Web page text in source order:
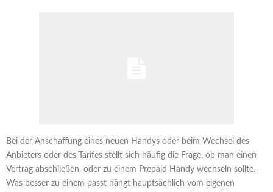
Bei der Anschaffung eines neuen Handys oder beim Wechsel des
Anbieters oder des Tarifes stellt sich häufig die Frage, ob man einen
Vertrag abschließen, oder zu einem Prepaid Handy wechseln sollte.
Was besser zu einem passt hängt hauptsächlich vom eigenen